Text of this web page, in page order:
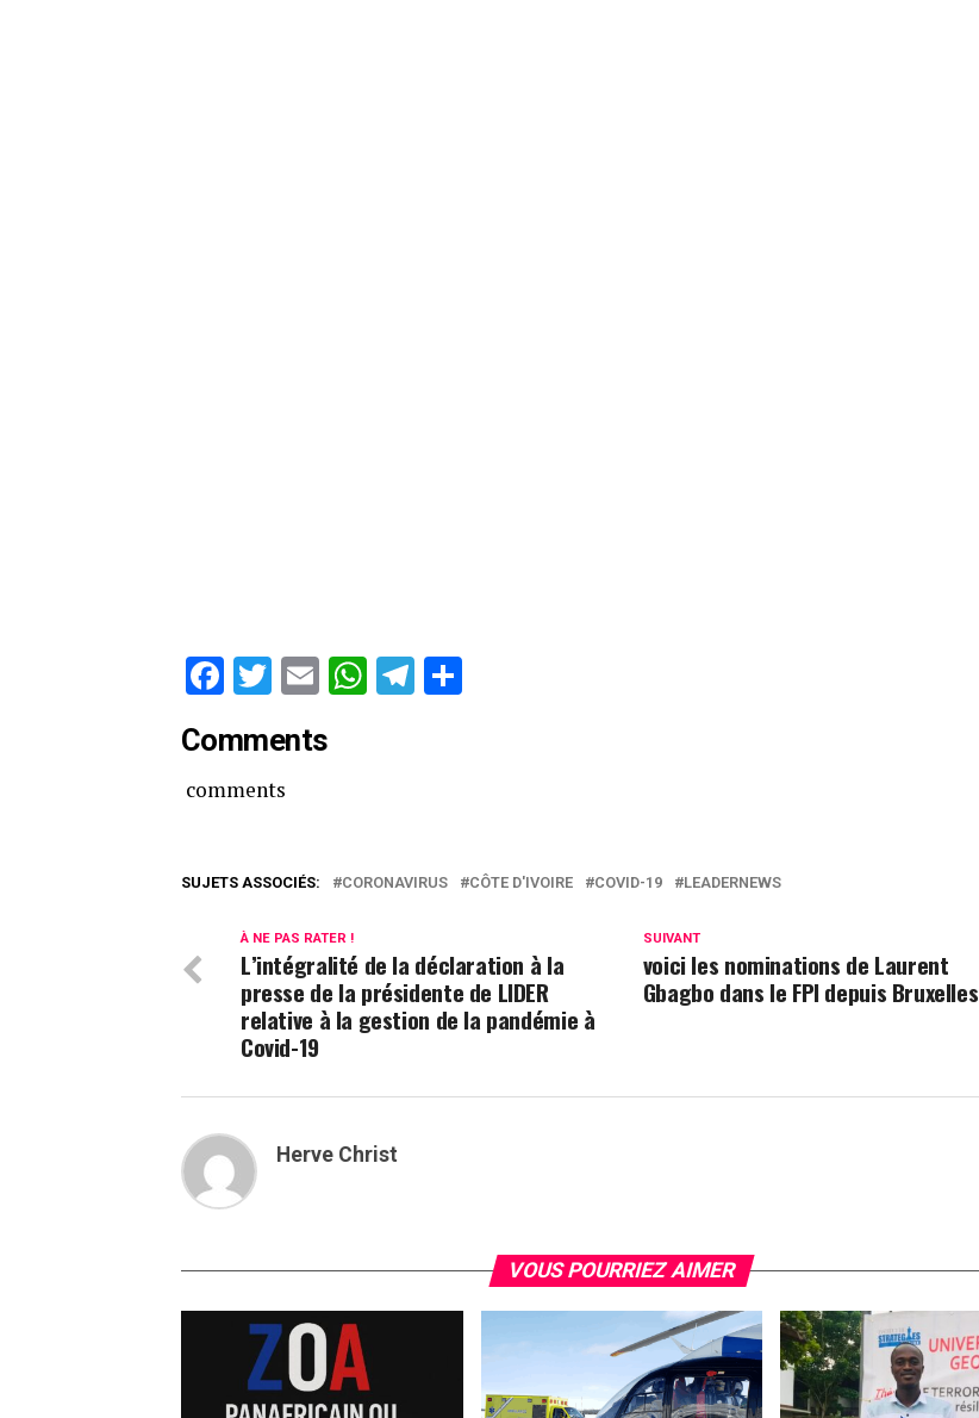
Facebook
Twitter
EmailWhatsApp
Telegram
Comments
comments
SUJETS ASSOCIÉS: CORONAVIRUS CÔTE D'IVOIRE COVID-19 LEADERNEWS
SUIVANT
voici les nominations de Laurent
Gbagbo dans le FPI depuis Bruxelles
À NE PAS RATER !
L’intégralité de la déclaration à la
presse de la présidente de LIDER
relative à la gestion de la pandémie à
Covid-19
Herve Christ
VOUS POURRIEZ AIMER